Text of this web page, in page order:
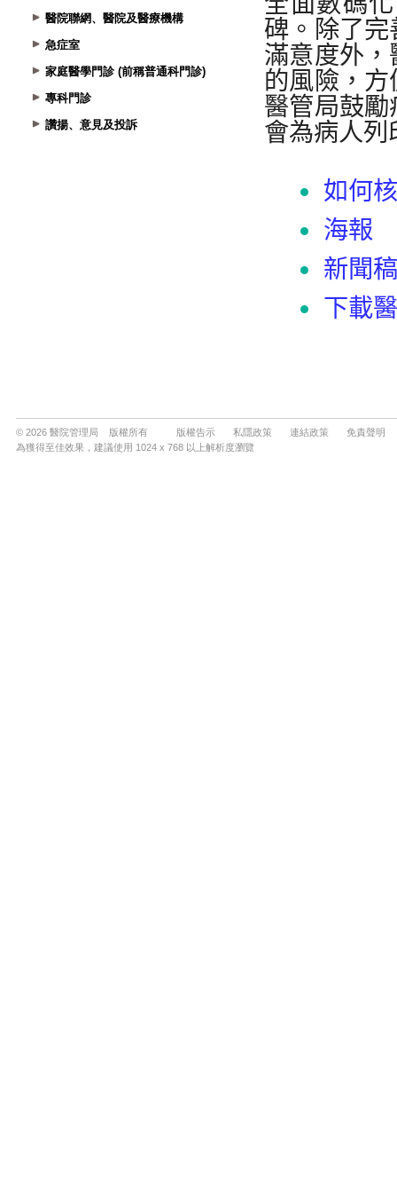
醫院聯網、醫院及醫療機構
急症室
家庭醫學門診 (前稱普通科門診)
專科門診
讚揚、意見及投訴
© 2026 醫院管理局 版權所有 版權告示 私隱政策 連結政策
免責聲明
為獲得至佳效果，建議使用 1024 x 768 以上解析度瀏覽